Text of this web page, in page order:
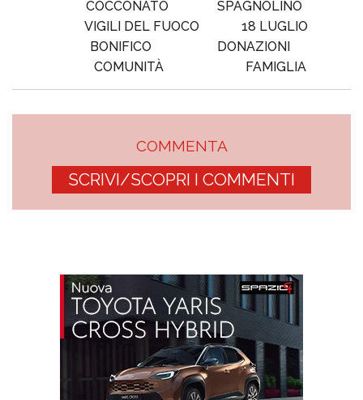
COCCONATO
SPAGNOLINO
VIGILI DEL FUOCO
18 LUGLIO
BONIFICO
DONAZIONI
COMUNITÀ
FAMIGLIA
COMMENTA
SCRIVI/SCOPRI I COMMENTI